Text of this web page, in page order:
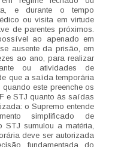
e durante o tempo
ou visita em virtude
de parentes próximos.
ao apenado em
ausente da prisão, em
ao ano, para realizar
ou atividades de
que a saída temporária
este preenche os
e STJ quanto às saídas
o Supremo entende
simplificado de
sumulou a matéria,
deve ser autorizada
fundamentada do